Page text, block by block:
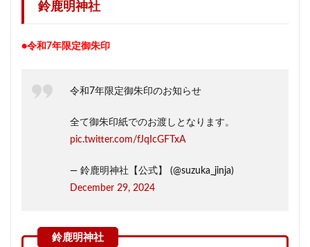
鈴鹿明神社
●令和7年限定御朱印
令和7年限定御朱印のお知らせ
全て御朱印紙でのお渡しとなります。
pic.twitter.com/fJqIcGFTxA
— 鈴鹿明神社【公式】 (@suzuka_jinja)
December 29, 2024